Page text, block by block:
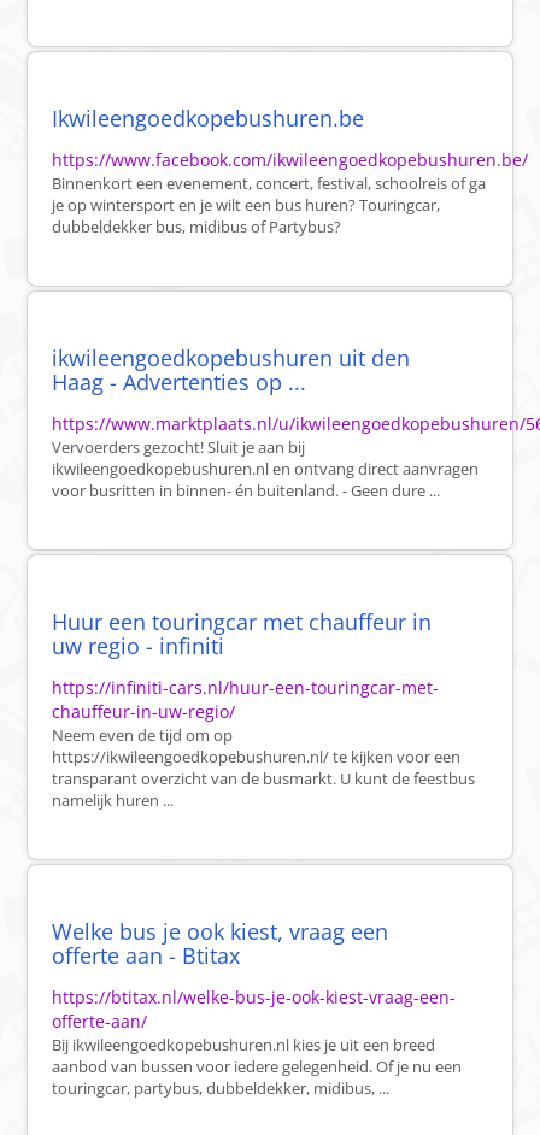
Ikwileengoedkopebushuren.be
https://www.facebook.com/ikwileengoedkopebushuren.be/
Binnenkort een evenement, concert, festival, schoolreis of ga
je op wintersport en je wilt een bus huren? Touringcar,
dubbeldekker bus, midibus of Partybus?
ikwileengoedkopebushuren uit den
Haag - Advertenties op ...
https://www.marktplaats.nl/u/ikwileengoedkopebushuren/
Vervoerders gezocht! Sluit je aan bij
ikwileengoedkopebushuren.nl en ontvang direct aanvragen
voor busritten in binnen- én buitenland. - Geen dure ...
Huur een touringcar met chauffeur in
uw regio - infiniti
https://infiniti-cars.nl/huur-een-touringcar-met-
chauffeur-in-uw-regio/
Neem even de tijd om op
https://ikwileengoedkopebushuren.nl/ te kijken voor een
transparant overzicht van de busmarkt. U kunt de feestbus
namelijk huren ...
Welke bus je ook kiest, vraag een
offerte aan - Btitax
https://btitax.nl/welke-bus-je-ook-kiest-vraag-een-
offerte-aan/
Bij ikwileengoedkopebushuren.nl kies je uit een breed
aanbod van bussen voor iedere gelegenheid. Of je nu een
touringcar, partybus, dubbeldekker, midibus, ...